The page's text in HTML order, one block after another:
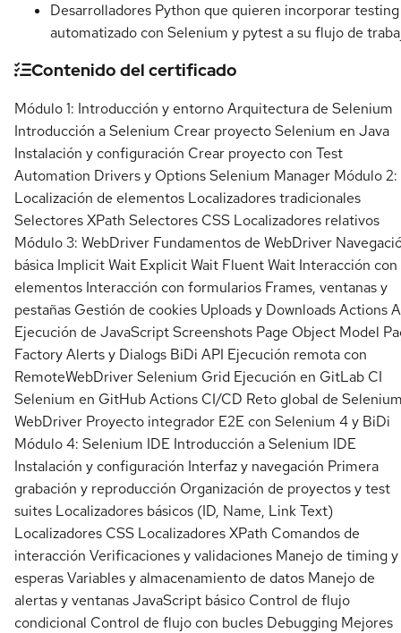
Desarrolladores Python que quieren incorporar testing
automatizado con Selenium y pytest a su flujo de
Contenido del certificado
Módulo 1: Introducción y entorno Arquitectura de Selenium
Introducción a Selenium Crear proyecto Selenium en Java
Instalación y configuración Crear proyecto con Test
Automation Drivers y Options Selenium Manager Módulo 2:
Localización de elementos Localizadores tradicionales
Selectores XPath Selectores CSS Localizadores relativos
Módulo 3: WebDriver Fundamentos de WebDriver
básica Implicit Wait Explicit Wait Fluent Wait Interacción con
elementos Interacción con formularios Frames, ventanas y
pestañas Gestión de cookies Uploads y Downloads Actions
Ejecución de JavaScript Screenshots Page Object Model
Factory Alerts y Dialogs BiDi API Ejecución remota con
RemoteWebDriver Selenium Grid Ejecución en GitLab CI
Selenium en GitHub Actions CI/CD Reto global de
WebDriver Proyecto integrador E2E con Selenium 4 y BiDi
Módulo 4: Selenium IDE Introducción a Selenium IDE
Instalación y configuración Interfaz y navegación Primera
grabación y reproducción Organización de proyectos y test
suites Localizadores básicos (ID, Name, Link Text)
Localizadores CSS Localizadores XPath Comandos de
interacción Verificaciones y validaciones Manejo de timing y
esperas Variables y almacenamiento de datos Manejo de
alertas y ventanas JavaScript básico Control de flujo
condicional Control de flujo con bucles Debugging Mejores